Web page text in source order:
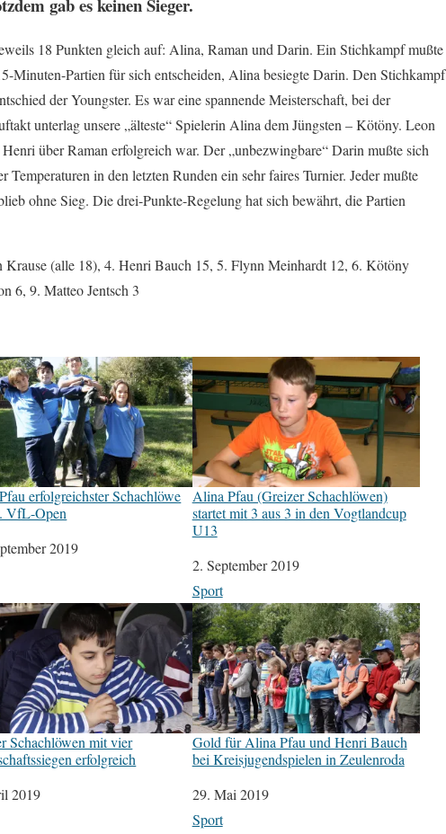
gab es keinen Sieger.
18 Punkten gleich auf: Alina, Raman und Darin. Ein Stichkampf mußte
Minuten-Partien für sich entscheiden, Alina besiegte Darin. Den Stichkampf
der Youngster. Es war eine spannende Meisterschaft, bei der
unterlag unsere „älteste“ Spielerin Alina dem Jüngsten – Kötöny. Leon
über Raman erfolgreich war. Der „unbezwingbare“ Darin mußte sich
in den letzten Runden ein sehr faires Turnier. Jeder mußte
ohne Sieg. Die drei-Punkte-Regelung hat sich bewährt, die Partien
Krause (alle 18), 4. Henri Bauch 15, 5. Flynn Meinhardt 12, 6. Kötöny
6, 9. Matteo Jentsch 3
erfolgreichster Schachlöwe
VfL-Open
2019
auf
Alina Pfau (Greizer Schachlöwen)
startet mit 3 aus 3 in den Vogtlandcup
U13
Datum
2. September 2019
In Bezug auf
Sport
Schachlöwen mit vier
erfolgreich
2019
auf
Gold für Alina Pfau und Henri Bauch
bei Kreisjugendspielen in Zeulenroda
Datum
29. Mai 2019
In Bezug auf
Sport